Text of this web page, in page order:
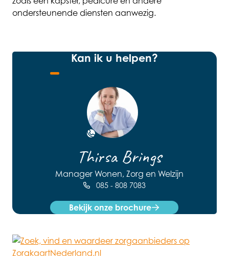
ondersteunende diensten aanwezig.
Kan ik u helpen?
Thirsa Brings
Manager Wonen, Zorg en Welzijn
Open de contact popup
085 - 808 7083
Bekijk onze brochure